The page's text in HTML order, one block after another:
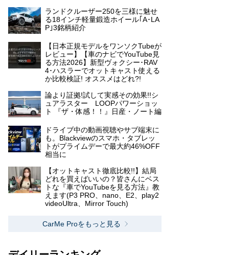
ランドクルーザー250を三様に魅せ
る18インチ軽量鍛造ホイール｢A･LA
P｣3銘柄紹介
【日本正規モデルをワンソクTubeが
レビュー】【車のナビでYouTube見
る方法2026】新型ヴォクシー･RAV
4･ハスラーでオットキャスト使える
か比較検証! オススメはどれ?!
論より証拠!試して実感その効果!!シ
ュアラスター LOOPパワーショッ
ト 『ザ・体感！！』日産・ノート編
ドライブ中の動画視聴やサブ端末に
も。Blackviewのスマホ・タブレッ
トがプライムデーで最大約46%OFF
相当に
【オットキャスト徹底比較!!】結局
どれを買えばいいの？皆さんにベス
トな『車でYouTubeを見る方法』教
えます(P3 PRO、nano、E2、play2
videoUltra、Mirror Touch)
CarMe Proをもっと見る